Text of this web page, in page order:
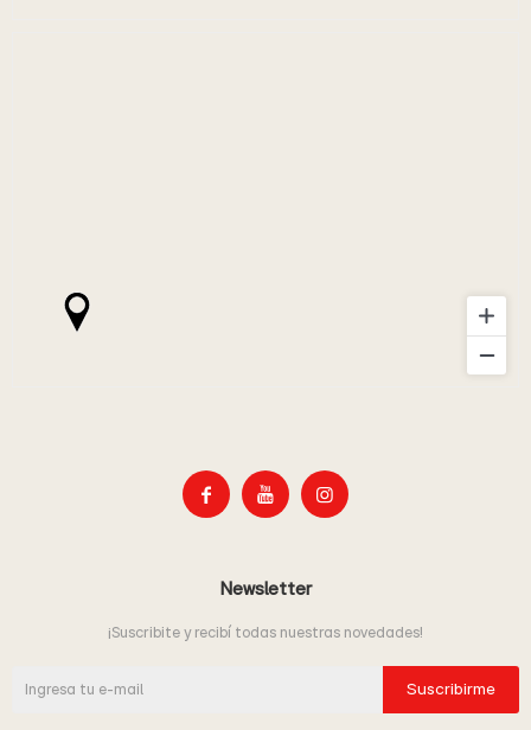
  
Newsletter
¡Suscribite y recibí todas nuestras novedades!
Suscribirme